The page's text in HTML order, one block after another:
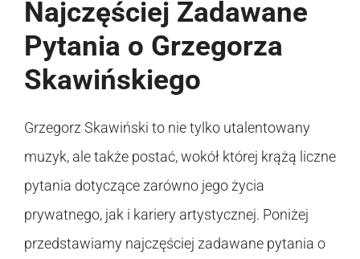
Najczęściej Zadawane
Pytania o Grzegorza
Skawińskiego
Grzegorz Skawiński to nie tylko utalentowany
muzyk, ale także postać, wokół której krążą liczne
pytania dotyczące zarówno jego życia
prywatnego, jak i kariery artystycznej. Poniżej
przedstawiamy najczęściej zadawane pytania o